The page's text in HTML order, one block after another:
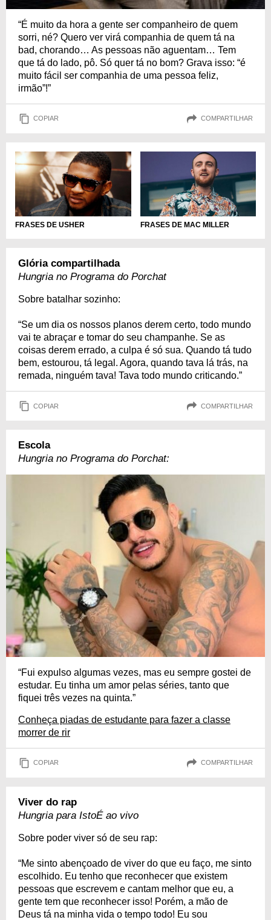
“É muito da hora a gente ser companheiro de quem
sorri, né? Quero ver virá companhia de quem tá na
bad, chorando… As pessoas não aguentam… Tem
que tá do lado, pô. Só quer tá no bom? Grava isso: “é
muito fácil ser companhia de uma pessoa feliz,
irmão”!”
COPIAR COMPARTILHAR
FRASES DE USHER FRASES DE MAC MILLER
Glória compartilhada
Hungria no Programa do Porchat
Sobre batalhar sozinho:
“Se um dia os nossos planos derem certo, todo mundo
vai te abraçar e tomar do seu champanhe. Se as
coisas derem errado, a culpa é só sua. Quando tá tudo
bem, estourou, tá legal. Agora, quando tava lá trás, na
remada, ninguém tava! Tava todo mundo criticando.”
COPIAR COMPARTILHAR
Escola
Hungria no Programa do Porchat:
“Fui expulso algumas vezes, mas eu sempre gostei de
estudar. Eu tinha um amor pelas séries, tanto que
fiquei três vezes na quinta.”
Conheça piadas de estudante para fazer a classe
morrer de rir
COPIAR COMPARTILHAR
Viver do rap
Hungria para IstoÉ ao vivo
Sobre poder viver só de seu rap:
“Me sinto abençoado de viver do que eu faço, me sinto
escolhido. Eu tenho que reconhecer que existem
pessoas que escrevem e cantam melhor que eu, a
gente tem que reconhecer isso! Porém, a mão de
Deus tá na minha vida o tempo todo! Eu sou